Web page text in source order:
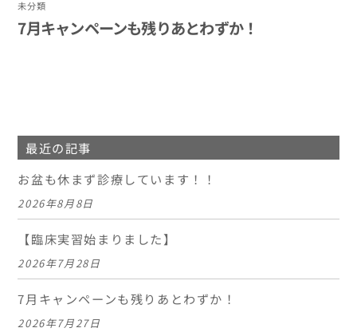
未分類
7月キャンペーンも残りあとわずか！
最近の記事
お盆も休まず診療しています！！
2026年8月8日
【臨床実習始まりました】
2026年7月28日
7月キャンペーンも残りあとわずか！
2026年7月27日